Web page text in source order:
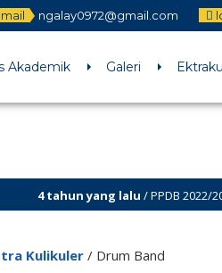
ngalay0972@gmail.com
Akademik Galeri
4 tahun yang lalu/ PPDB 2022/2023
PPDB
Kulikuler / Drum Band